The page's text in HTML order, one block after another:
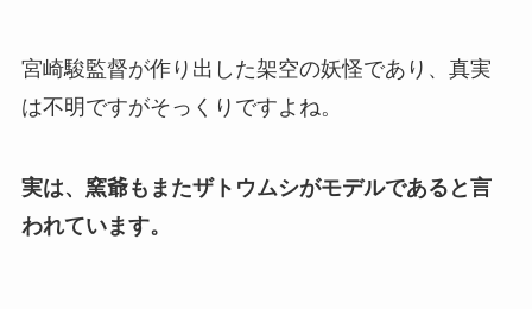
宮崎駿監督が作り出した架空の妖怪であり、真実
は不明ですがそっくりですよね。
実は、窯爺もまたザトウムシがモデルであると言
われています。